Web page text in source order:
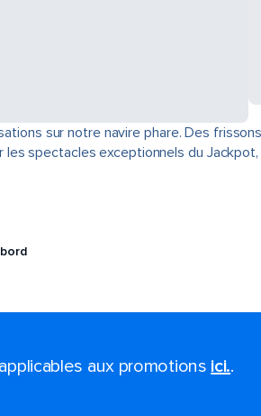
sur notre navire phare. Des
spectacles exceptionnels du
aux promotions ici..